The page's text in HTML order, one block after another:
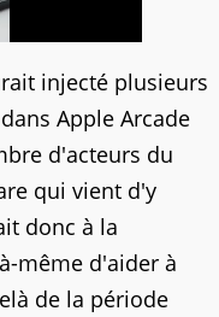
injecté plusieurs
Apple Arcade
d'acteurs du
qui vient d'y
donc à la
même d'aider à
de la période